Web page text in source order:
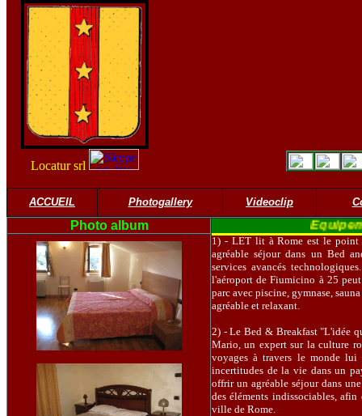
Locatur srl
ACCUEIL Photogallery Videoclip
Photo album
1) - LET lit à Rome est le point
agréable séjour dans un Bed
services avancés
l'aéroport de Fiumicino à 25
parc avec piscine, gymnase,
agréable et relaxant.
2) - Le Bed & Breakfast "L'idée
Mario, un expert sur la culture
voyages à travers le monde
incertitudes de la vie dans un
offrir un agréable séjour dans
des éléments indissociables,
ville de Rome.